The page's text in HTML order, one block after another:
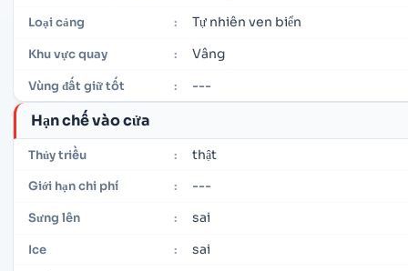
Loại cảng : Tự nhiên ven biển
Khu vực quay : Vâng
Vùng đất giữ tốt : ---
Hạn chế vào cửa
Thủy triều : thật
Giới hạn chi phí : ---
Sưng lên : sai
Ice : sai